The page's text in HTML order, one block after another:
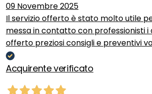
09 Novembre 2025
Il servizio offerto è stato molto utile
messa in contatto con professionisti i
offerto preziosi consigli e preventivi
Acquirente verificato